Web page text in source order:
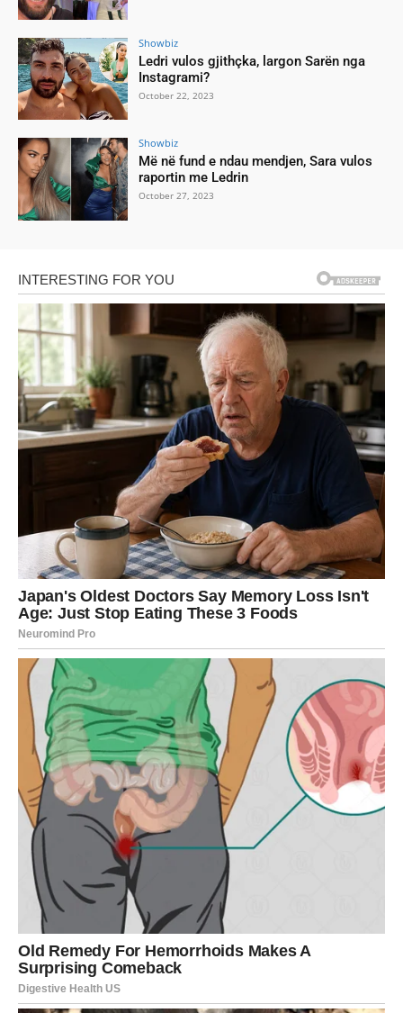
Showbiz
Ledri vulos gjithçka, largon Sarën nga
Instagrami?
October 22, 2023
Showbiz
Më në fund e ndau mendjen, Sara vulos
raportin me Ledrin
October 27, 2023